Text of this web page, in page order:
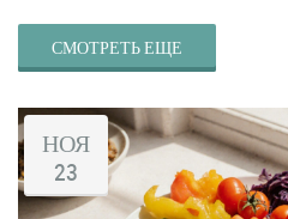
СМОТРЕТЬ ЕЩЕ
НОЯ
23